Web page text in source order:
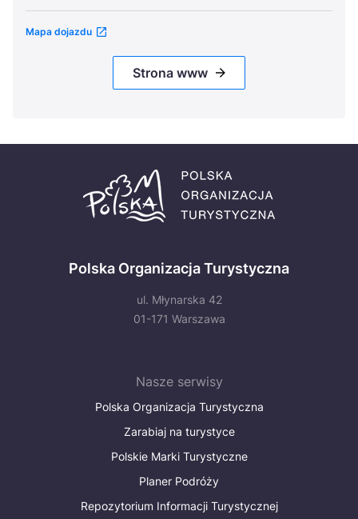
Mapa dojazdu
Strona www
Polska Organizacja Turystyczna
ul. Młynarska 42
01-171 Warszawa
Nasze serwisy
Polska Organizacja Turystyczna
Zarabiaj na turystyce
Polskie Marki Turystyczne
Planer Podróży
Repozytorium Informacji Turystycznej